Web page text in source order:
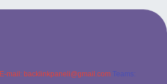
E-mail: backlinkpaneli@gmail.com Teams: